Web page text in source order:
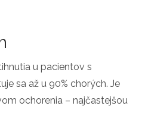
u pacientov s
sa až u 90% chorých. Je
ochorenia – najčastejšou